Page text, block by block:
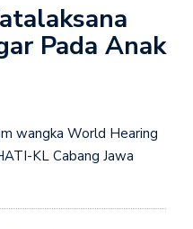
Pada Anak
wangka World Hearing
KL Cabang Jawa